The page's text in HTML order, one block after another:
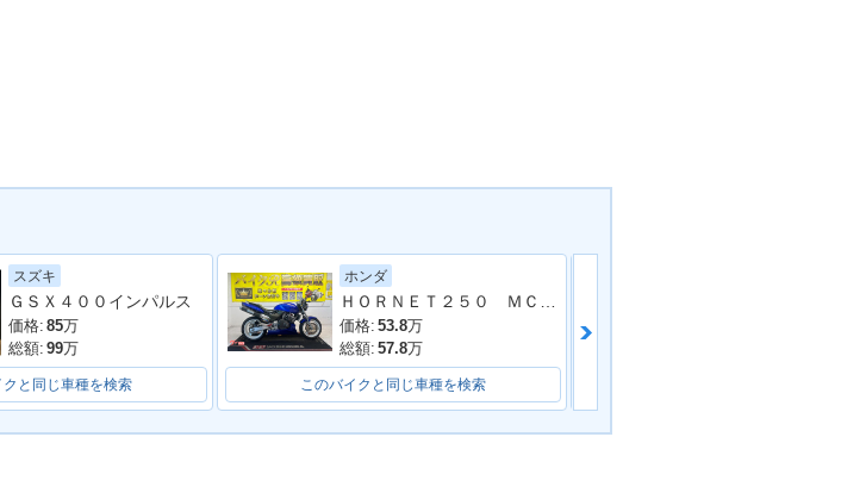
スズキ
ＧＳＸ４００インパルス
価格: 85万
総額: 99万
クと同じ車種を検索
ホンダ
価格: 53.8万
総額: 57.8万
このバイクと同じ車種を検索